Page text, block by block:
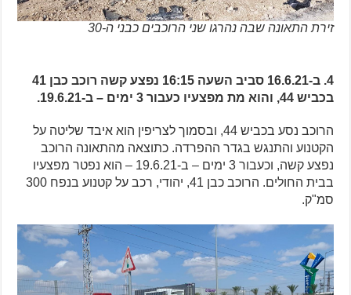
זירת התאונה שבה נהרגו שני הרוכבים כבני ה-30
4. ב-16.6.21 סביב השעה 16:15 נפצע קשה רוכב כבן 41
בכביש 44, והוא מת מפצעיו כעבור 3 ימים – ב-19.6.21.
הרוכב נסע בכביש 44, ובסמוך לצריפין הוא איבד שליטה על
הקטנוע והתנגש בגדר ההפרדה. כתוצאה מהתאונה הרוכב
נפצע קשה, וכעבור 3 ימים – ב-19.6.21 – הוא נפטר מפצעיו
בבית החולים. הרוכב כבן 41, יהודי, רכב על קטנוע בנפח 300
סמ"ק.